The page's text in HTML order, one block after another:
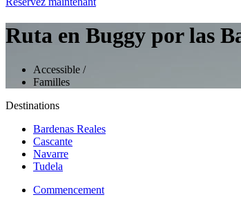
Ruta en Buggy por las
Accessible /
Familles
Destinations
Bardenas Reales
Cascante
Navarre
Tudela
Commencement